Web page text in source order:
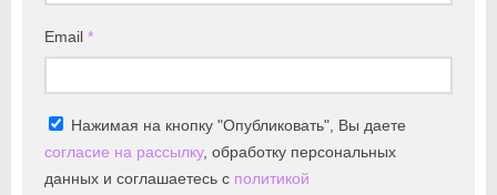
Email *
Нажимая на кнопку "Опубликовать", Вы даете
согласие на рассылку, обработку персональных
данных и соглашаетесь с политикой